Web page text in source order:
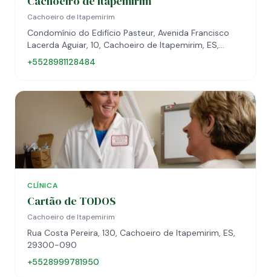
Cachoeiro de Itapemirim
Condomínio do Edifício Pasteur, Avenida Francisco
Lacerda Aguiar, 10, Cachoeiro de Itapemirim, ES,
29300-055
+5528981128484
CLÍNICA
Cartão de TODOS
Cachoeiro de Itapemirim
Rua Costa Pereira, 130, Cachoeiro de Itapemirim, ES,
29300-090
+5528999781950